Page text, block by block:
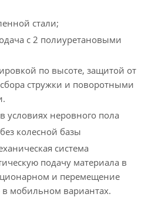
стали;
с 2 полиуретановыми
по высоте, защитой от
стружки и поворотными
условиях неровного пола
колесной базы
система
подачу материала в
и перемещение
мобильном вариантах.